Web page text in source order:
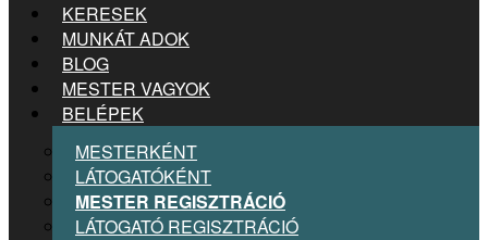
KERESEK
MUNKÁT ADOK
BLOG
MESTER VAGYOK
BELÉPEK
MESTERKÉNT
LÁTOGATÓKÉNT
MESTER REGISZTRÁCIÓ
LÁTOGATÓ REGISZTRÁCIÓ